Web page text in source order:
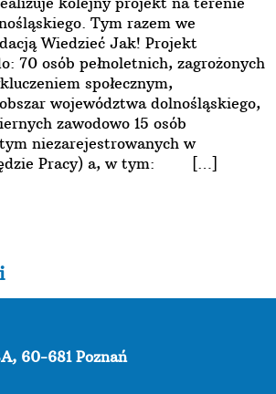
Tym razem we
Wiedzieć Jak! Projekt
70 osób pełnoletnich, zagrożonych
społecznym,
województwa dolnośląskiego,
zawodowo 15 osób
niezarejestrowanych w
Pracy) a, w tym: […]
60-681 Poznań